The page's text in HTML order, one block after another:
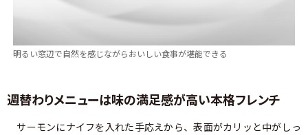
明るい窓辺で自然を感じながらおいしい食事が堪能できる
週替わりメニューは味の満足感が高い本格フレンチ
サーモンにナイフを入れた手応えから、表面がカリッと中がしっ